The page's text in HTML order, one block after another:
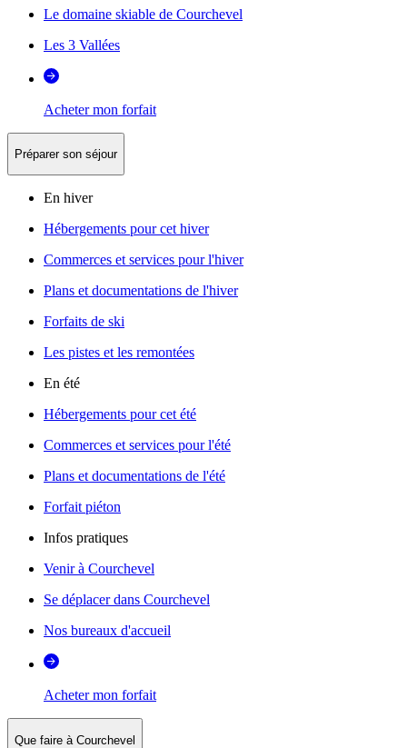
Le domaine skiable de Courchevel
Les 3 Vallées
Acheter mon forfait
Préparer son séjour
En hiver
Hébergements pour cet hiver
Commerces et services pour l'hiver
Plans et documentations de l'hiver
Forfaits de ski
Les pistes et les remontées
En été
Hébergements pour cet été
Commerces et services pour l'été
Plans et documentations de l'été
Forfait piéton
Infos pratiques
Venir à Courchevel
Se déplacer dans Courchevel
Nos bureaux d'accueil
Acheter mon forfait
Que faire à Courchevel